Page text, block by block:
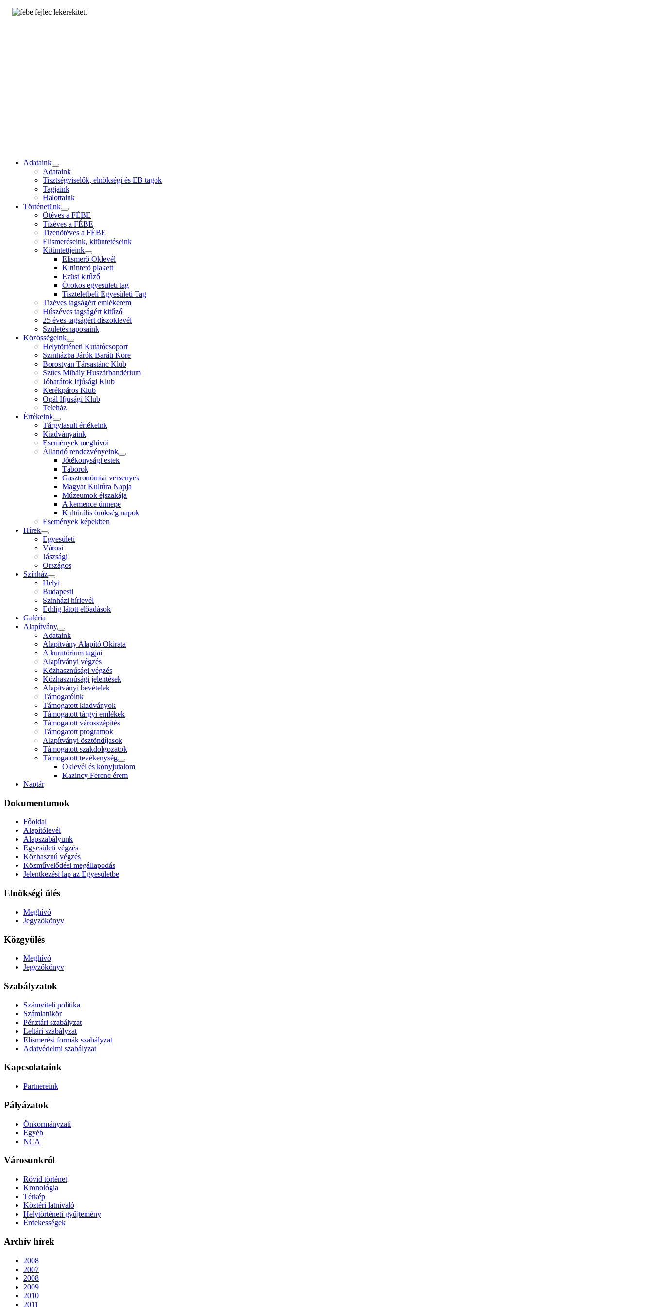
Adataink
Adataink
Tisztségviselők, elnökségi és EB tagok
Tagjaink
Halottaink
Történetünk
Ötéves a FÉBE
Tízéves a FÉBE
Tizenötéves a FÉBE
Elismeréseink, kitüntetéseink
Kitüntettjeink
Elismerő Oklevél
Kitüntető plakett
Ezüst kitűző
Örökös egyesületi tag
Tiszteletbeli Egyesületi Tag
Tízéves tagságért emlékérem
Húszéves tagságért kitűző
25 éves tagságért díszoklevél
Születésnaposaink
Közösségeink
Helytörténeti Kutatócsoport
Színházba Járók Baráti Köre
Borostyán Társastánc Klub
Szűcs Mihály Huszárbandérium
Jóbarátok Ifjúsági Klub
Kerékpáros Klub
Opál Ifjúsági Klub
Teleház
Értékeink
Tárgyiasult értékeink
Kiadványaink
Események meghívói
Állandó rendezvényeink
Jótékonysági estek
Táborok
Gasztronómiai versenyek
Magyar Kultúra Napja
Múzeumok éjszakája
A kemence ünnepe
Kultúrális örökség napok
Események képekben
Hírek
Egyesületi
Városi
Jászsági
Országos
Színház
Helyi
Budapesti
Színházi hírlevél
Eddig látott előadások
Galéria
Alapítvány
Adataink
Alapítvány Alapító Okirata
A kuratórium tagjai
Alapítványi végzés
Közhasznúsági végzés
Közhasznúsági jelentések
Alapítványi bevételek
Támogatóink
Támogatott kiadványok
Támogatott tárgyi emlékek
Támogatott városszépítés
Támogatott programok
Alapítványi ösztöndíjasok
Támogatott szakdolgozatok
Támogatott tevékenység
Oklevél és könyjutalom
Kazincy Ferenc érem
Naptár
Dokumentumok
Főoldal
Alapítólevél
Alapszabályunk
Egyesületi végzés
Közhasznú végzés
Közművelődési megállapodás
Jelentkezési lap az Egyesületbe
Elnökségi ülés
Meghívó
Jegyzőkönyv
Közgyűlés
Meghívó
Jegyzőkönyv
Szabályzatok
Számviteli politika
Számlatükör
Pénztári szabályzat
Leltári szabályzat
Elismerési formák szabályzat
Adatvédelmi szabályzat
Kapcsolataink
Partnereink
Pályázatok
Önkormányzati
Egyéb
NCA
Városunkról
Rövid történet
Kronológia
Térkép
Köztéri látnivaló
Helytörténeti gyűjtemény
Érdekességek
Archív hírek
2008
2007
2008
2009
2010
2011